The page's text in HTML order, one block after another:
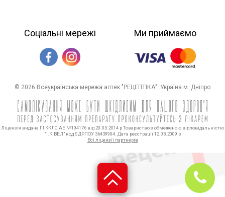
Соціальні мережі Ми приймаємо
© 2026 Всеукраїнська мережа аптек "РЕЦЕПТІКА". Україна м. Дніпро
Ліцензія видана ГІ ККЛС АЕ №194176 від 20.05.2014 р Товариство з обмеженою відповідальністю
"І.К.ВЕЛ" код ЄДРПОУ 36439904. Дата реєстрації 12.03.2009 р
Всі ліцензії партнерів